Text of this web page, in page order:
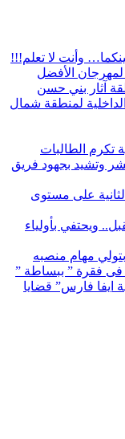
وأنت لا تعلم!!!
الأفضل
آثار بني حسن
لمنطقة شمال
تكرم الطالبات
وتشيد بجهود فريق
على مستوى
ويحتفي بأولياء
مهام منصبه
فى فقرة ” ببساطة ”
ايفا فارس” قضايا